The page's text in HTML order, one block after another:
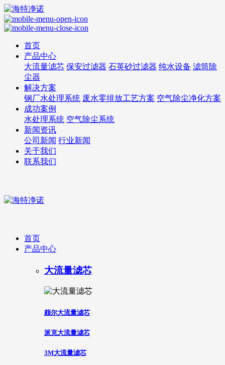
首页
产品中心
大流量滤芯 保安过滤器 石英砂过滤器 纯水设备 滤筒除
尘器
解决方案
钢厂水处理系统 废水零排放工艺方案 空气除尘净化方案
成功案例
水处理系统 空气除尘系统
新闻资讯
公司新闻 行业新闻
关于我们
联系我们
首页
产品中心
大流量滤芯
颇尔大流量滤芯
派克大流量滤芯
3M大流量滤芯